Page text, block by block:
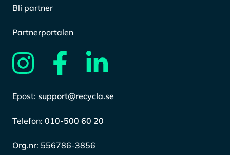
Bli partner
Partnerportalen
Epost: support@recycla.se
Telefon: 010-500 60 20
Org.nr: 556786-3856